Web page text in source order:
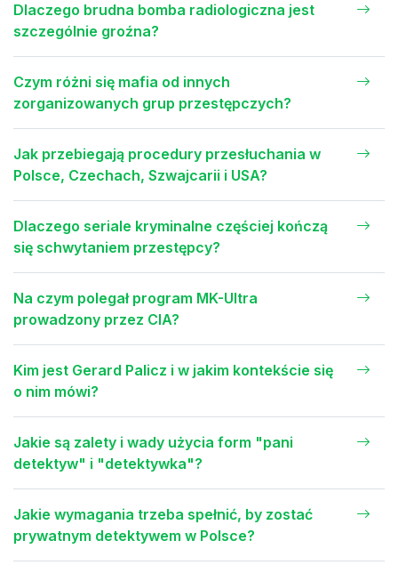
Dlaczego brudna bomba radiologiczna jest
szczególnie groźna?
Czym różni się mafia od innych
zorganizowanych grup przestępczych?
Jak przebiegają procedury przesłuchania w
Polsce, Czechach, Szwajcarii i USA?
Dlaczego seriale kryminalne częściej kończą
się schwytaniem przestępcy?
Na czym polegał program MK-Ultra
prowadzony przez CIA?
Kim jest Gerard Palicz i w jakim kontekście się
o nim mówi?
Jakie są zalety i wady użycia form "pani
detektyw" i "detektywka"?
Jakie wymagania trzeba spełnić, by zostać
prywatnym detektywem w Polsce?